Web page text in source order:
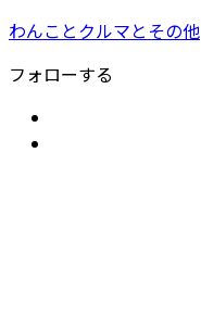
わんことクルマとその他
フォローする